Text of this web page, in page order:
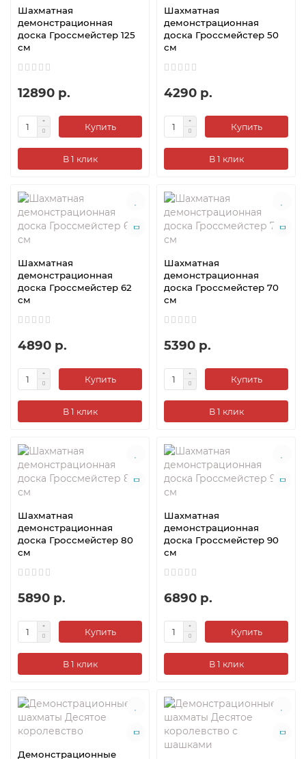
Шахматная
демонстрационная
доска Гроссмейстер 125
см
12890 р.
Купить
В 1 клик
Шахматная
демонстрационная
доска Гроссмейстер 50
см
4290 р.
Купить
В 1 клик
Шахматная
демонстрационная
доска Гроссмейстер 62
см
4890 р.
Купить
В 1 клик
Шахматная
демонстрационная
доска Гроссмейстер 70
см
5390 р.
Купить
В 1 клик
Шахматная
демонстрационная
доска Гроссмейстер 80
см
5890 р.
Купить
В 1 клик
Шахматная
демонстрационная
доска Гроссмейстер 90
см
6890 р.
Купить
В 1 клик
Демонстрационные